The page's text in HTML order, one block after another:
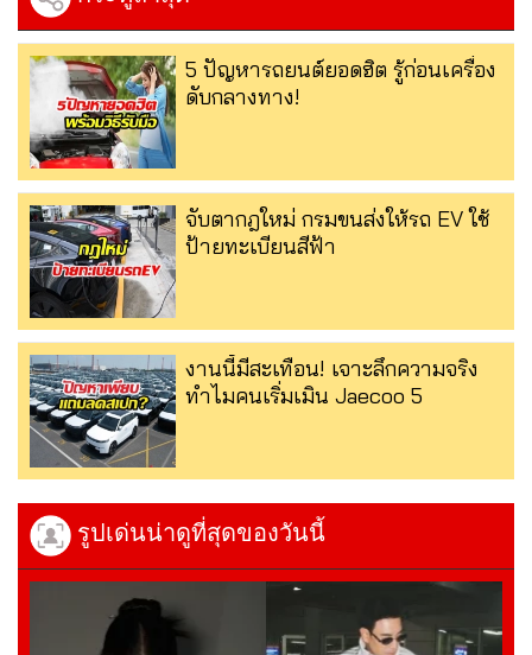
5 ปัญหารถยนต์ยอดฮิต รู้ก่อนเครื่อง
ดับกลางทาง!
จับตากฎใหม่ กรมขนส่งให้รถ EV ใช้
ป้ายทะเบียนสีฟ้า
งานนี้มีสะเทือน! เจาะลึกความจริง
ทำไมคนเริ่มเมิน Jaecoo 5
รูปเด่นน่าดูที่สุดของวันนี้